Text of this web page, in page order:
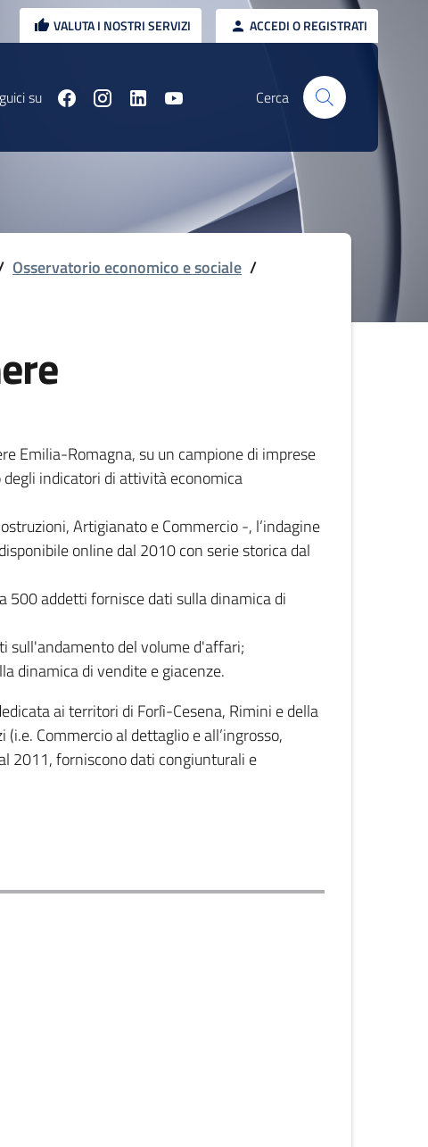
VALUTA I NOSTRI SERVIZI ACCEDI O REGISTRATI
su Cerca
Osservatorio economico e sociale /
Emilia-Romagna, su un campione di imprese
indicatori di attività economica
Artigianato e Commercio -, l’indagine
online dal 2010 con serie storica dal
addetti fornisce dati sulla dinamica di
sull'andamento del volume d'affari;
dinamica di vendite e giacenze.
ai territori di Forlì-Cesena, Rimini e della
Commercio al dettaglio e all’ingrosso,
2011, forniscono dati congiunturali e